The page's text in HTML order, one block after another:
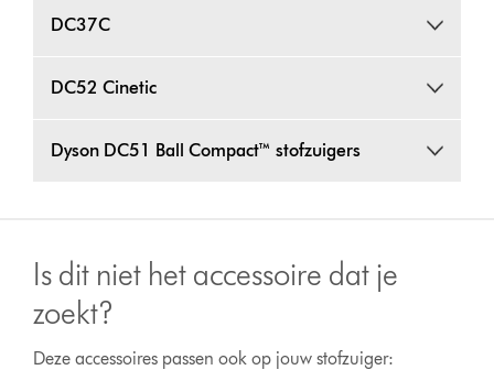
DC37C
DC52 Cinetic
Dyson DC51 Ball Compact™ stofzuigers
Is dit niet het accessoire dat je
zoekt?
Deze accessoires passen ook op jouw stofzuiger: